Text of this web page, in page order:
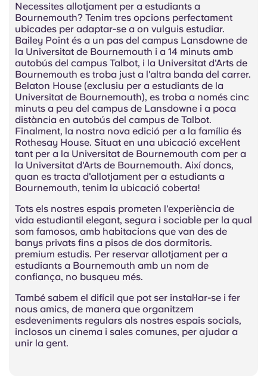
Necessites allotjament per a estudiants a
Bournemouth? Tenim tres opcions perfectament
ubicades per adaptar-se a on vulguis estudiar.
Bailey Point és a un pas del campus Lansdowne de
la Universitat de Bournemouth i a 14 minuts amb
autobús del campus Talbot, i la Universitat d'Arts de
Bournemouth es troba just a l'altra banda del carrer.
Belaton House (exclusiu per a estudiants de la
Universitat de Bournemouth), es troba a només cinc
minuts a peu del campus de Lansdowne i a poca
distància en autobús del campus de Talbot.
Finalment, la nostra nova edició per a la família és
Rothesay House. Situat en una ubicació excel·lent
tant per a la Universitat de Bournemouth com per a
la Universitat d'Arts de Bournemouth. Així doncs,
quan es tracta d'allotjament per a estudiants a
Bournemouth, tenim la ubicació coberta!
Tots els nostres espais prometen l'experiència de
vida estudiantil elegant, segura i sociable per la qual
som famosos, amb habitacions que van des de
banys privats fins a pisos de dos dormitoris.
premium estudis. Per reservar allotjament per a
estudiants a Bournemouth amb un nom de
confiança, no busqueu més.
També sabem el difícil que pot ser instal·lar-se i fer
nous amics, de manera que organitzem
esdeveniments regulars als nostres espais socials,
inclosos un cinema i sales comunes, per ajudar a
unir la gent.